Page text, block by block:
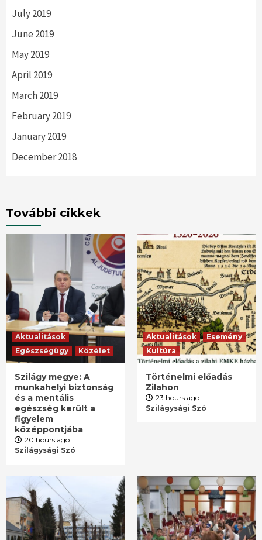
July 2019
June 2019
May 2019
April 2019
March 2019
February 2019
January 2019
December 2018
További cikkek
Aktualitások
Egészségügy
Közélet
Szilágy megye: A
munkahelyi biztonság
és a mentális
egészség került a
figyelem
középpontjába
20 hours ago
Szilágysági Szó
Aktualitások
Esemény
Kultúra
Történelmi előadás
Zilahon
23 hours ago
Szilágysági Szó